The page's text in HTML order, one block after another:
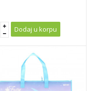
Dodaj u korpu